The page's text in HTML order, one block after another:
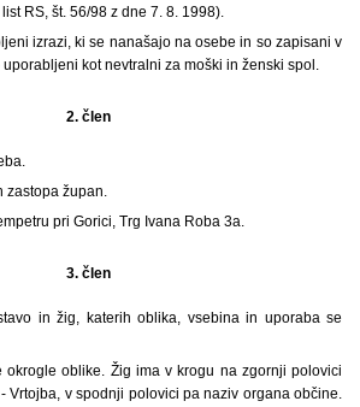
RS, št. 56/98 z dne 7. 8. 1998).
izrazi, ki se nanašajo na osebe in so zapisani v
kot nevtralni za moški in ženski spol.
2. člen
zastopa župan.
pri Gorici, Trg Ivana Roba 3a.
3. člen
in žig, katerih oblika, vsebina in uporaba se
okrogle oblike. Žig ima v krogu na zgornji polovici
Vrtojba, v spodnji polovici pa naziv organa občine.